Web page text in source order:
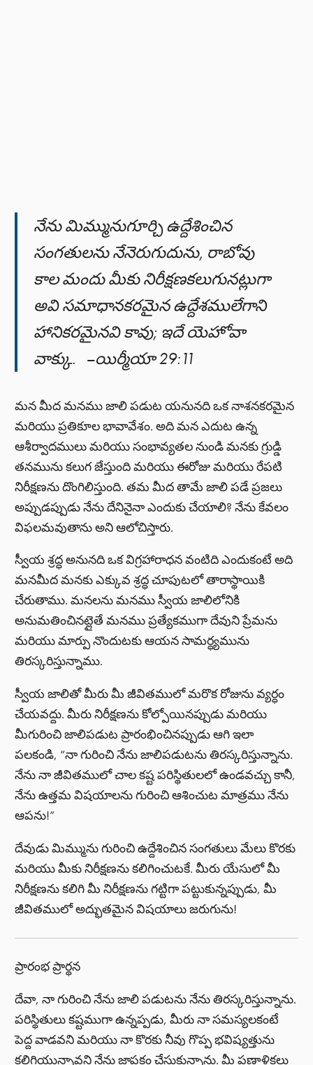
నేను మిమ్మునుగూర్చి ఉద్దేశించిన
సంగతులను నేనెరుగుదును, రాబోవు
కాల మందు మీకు నిరీక్షణకలుగునట్లుగా
అవి సమాధానకరమైన ఉద్దేశములేగాని
హానికరమైనవి కావు; ఇదే యెహోవా
వాక్కు. –యిర్మీయా 29:11
మన మీద మనము జాలి పడుట యనునది ఒక నాశనకరమైన
మరియు ప్రతికూల భావావేశం. అది మన ఎదుట ఉన్న
ఆశీర్వాదములు మరియు సంభావ్యతల నుండి మనకు గ్రుడ్డి
తనమును కలుగ జేస్తుంది మరియు ఈరోజు మరియు రేపటి
నిరీక్షణను దొంగిలిస్తుంది. తమ మీద తామే జాలి పడే ప్రజలు
అప్పుడప్పుడు నేను దేనినైనా ఎందుకు చేయాలి? నేను కేవలం
విఫలమవుతాను అని ఆలోచిస్తారు.
స్వీయ శ్రద్ధ అనునది ఒక విగ్రహారాధన వంటిది ఎందుకంటే అది
మనమీద మనకు ఎక్కువ శ్రద్ధ చూపుటలో తారాస్థాయికి
చేరుతాము. మనలను మనము స్వీయ జాలిలోనికి
అనుమతించినట్లైతే మనము ప్రత్యేకముగా దేవుని ప్రేమను
మరియు మార్పు నొందుటకు ఆయన సామర్ధ్యమును
తిరస్కరిస్తున్నాము.
స్వీయ జాలితో మీరు మీ జీవితములో మరొక రోజును వ్యర్ధం
చేయవద్దు. మీరు నిరీక్షణను కోల్పోయినప్పుడు మరియు
మీగురించి జాలిపడుట ప్రారంభించినప్పుడు ఆగి ఇలా
పలకండి, “నా గురించి నేను జాలిపడుటను తిరస్కరిస్తున్నాను.
నేను నా జీవితములో చాల కష్ట పరిస్థితులలో ఉండవచ్చు కానీ,
నేను ఉత్తమ విషయాలను గురించి ఆశించుట మాత్రము నేను
ఆపను!”
దేవుడు మిమ్మును గురించి ఉద్దేశించిన సంగతులు మేలు కొరకు
మరియు మీకు నిరీక్షణను కలిగించుటకే. మీరు యేసులో మీ
నిరీక్షణను కలిగి మీ నిరీక్షణను గట్టిగా పట్టుకున్నప్పుడు, మీ
జీవితములో అద్భుతమైన విషయాలు జరుగును!
ప్రారంభ ప్రార్థన
దేవా, నా గురించి నేను జాలి పడుటను నేను తిరస్కరిస్తున్నాను.
పరిస్థితులు కష్టముగా ఉన్నప్పడు, మీరు నా సమస్యలకంటే
పెద్ద వాడవని మరియు నా కొరకు నీవు గొప్ప భవిష్యత్తును
కలిగియున్నావని నేను జ్ఞాపకం చేసుకున్నాను. మీ ప్రణాళికలు